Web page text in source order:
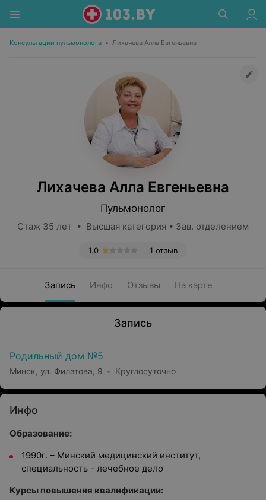
Консультации пульмонолога • Лихачева Алла Евгеньевна
Лихачева Алла Евгеньевна
Пульмонолог
Стаж 35 лет • Высшая категория • Зав. отделением
1 отзыв
1.0
Запись Инфо Отзывы На карте
Запись
Родильный дом №5
Минск, ул. Филатова, 9 Круглосуточно
Инфо
Образование:
1990г. – Минский медицинский институт,
специальность - лечебное дело
Курсы повышения квалификации: